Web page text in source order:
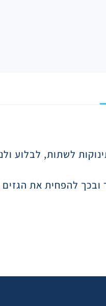
לשתות, לבלוע
ובכך להפחית את